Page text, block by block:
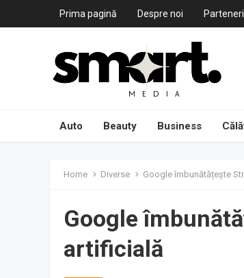
Prima pagină Despre noi
Auto Beauty Business
Home Diverse Google îmbunătățește
Google
artificială